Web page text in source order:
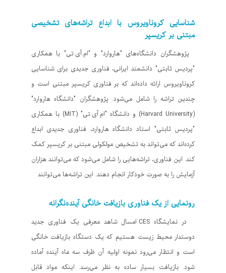
شناسایی کروناویروس با ابداع تراشه‌های تشخیصی
مبتنی بر کریسپر
پژوهشگران دانشگاه‌های "هاروارد" و "ام.آی.تی" با همکاری
"پردیس ثابتی" دانشمند ایرانی، فناوری جدیدی برای شناسایی
کروناویروس ارائه داده‌اند که بر فناوری کریسپر مبتنی است و
چندین تراشه را شامل می‌شود. پژوهشگران "دانشگاه هاروارد"
(Harvard University) و دانشگاه "ام.آی.تی" (MIT) با همکاری
"پردیس ثابتی" استاد دانشگاه هاروارد، فناوری جدیدی ابداع
کرده‌اند که می‌تواند به تشخیص مولکولی مبتنی بر کریسپر کمک
کند. این فناوری، تراشه‌هایی را شامل می‌شود که می‌توانند هزاران
آزمایش را به صورت خودکار انجام دهند. این تراشه‌ها می‌توانند
رونمایی از یک فناوری بازیافت خانگی آینده‌نگرانه
در نمایشگاه CES امسال شاهد معرفی یک فناوری جدید
دوستدار محیط زیست هستیم که یک دستگاه بازیافت خانگی
است و انتظار می‌رود نمونه اولیه آن ظرف سه ماه آینده آماده
شود. بازیافت بسیار ساده به نظر می‌رسد. اینکه مواد قابل